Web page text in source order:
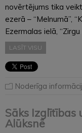
novērtējums tika
ezerā – “Melnumā”,
Ezermalas ielā, “Zirgu
LASĪT VISU
Noderīga
Sāks Izglītības
Alūksnē